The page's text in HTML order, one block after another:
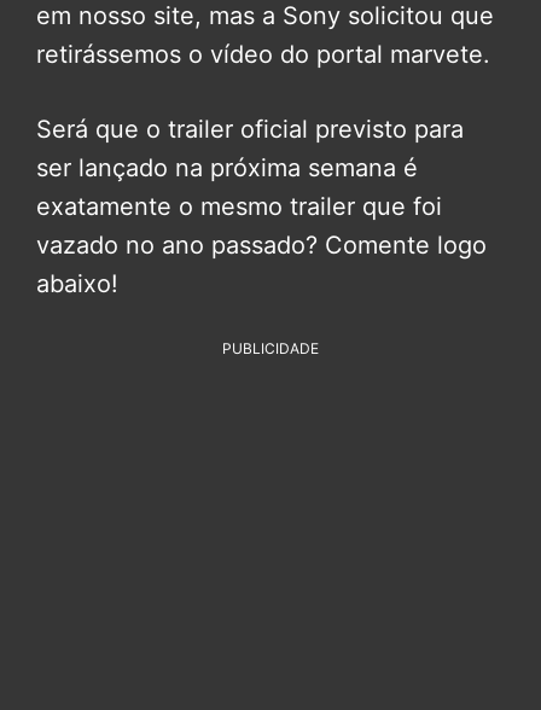
em nosso site, mas a Sony solicitou que
retirássemos o vídeo do portal marvete.
Será que o trailer oficial previsto para
ser lançado na próxima semana é
exatamente o mesmo trailer que foi
vazado no ano passado? Comente logo
abaixo!
PUBLICIDADE